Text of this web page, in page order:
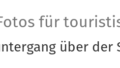
für
über der